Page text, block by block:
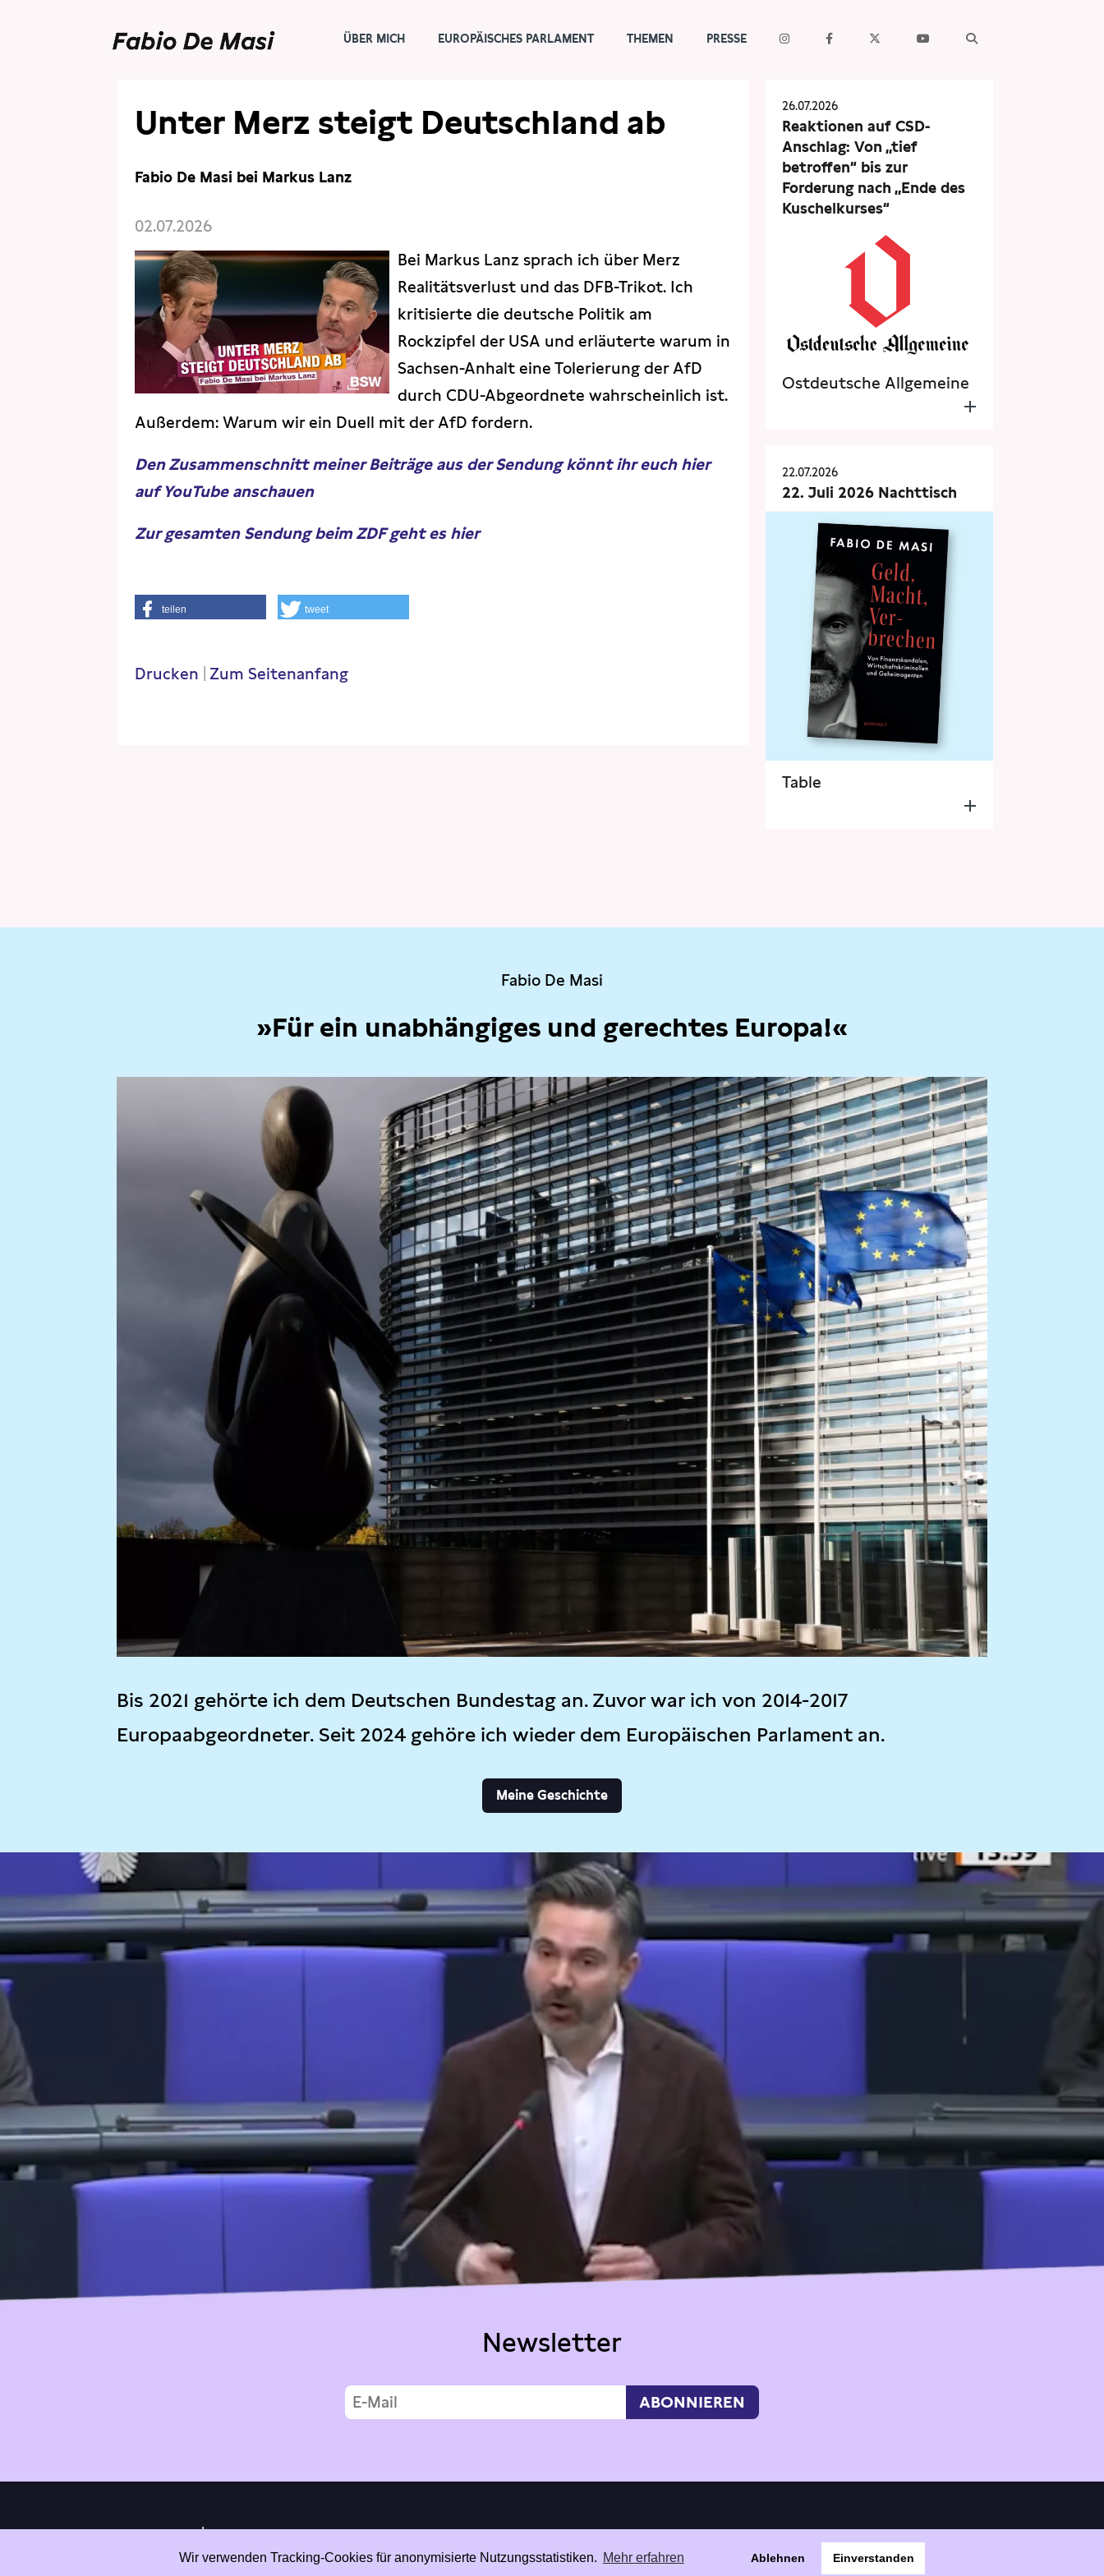
Wir verwenden Tracking-Cookies für anonymisierte Nutzungsstatistiken. Mehr erfahren Ablehnen Einverstanden
ÜBER MICH EUROPÄISCHES PARLAMENT THEMEN PRESSE
Unter Merz steigt Deutschland ab
Fabio De Masi bei Markus Lanz
02.07.2026
Bei Markus Lanz sprach ich über Merz
Realitätsverlust und das DFB-Trikot. Ich
kritisierte die deutsche Politik am
Rockzipfel der USA und erläuterte warum in
Sachsen-Anhalt eine Tolerierung der AfD
durch CDU-Abgeordnete wahrscheinlich ist.
Außerdem: Warum wir ein Duell mit der AfD fordern.
Den Zusammenschnitt meiner Beiträge aus der Sendung könnt ihr euch hier
auf YouTube anschauen
Zur gesamten Sendung beim ZDF geht es hier
teilen tweet
Drucken Zum Seitenanfang
26.07.2026
Reaktionen auf CSD-
Anschlag: Von „tief
betroffen“ bis zur
Forderung nach „Ende des
Kuschelkurses“
Ostdeutsche Allgemeine
22.07.2026
22. Juli 2026 Nachttisch
Table
Fabio De Masi
»Für ein unabhängiges und gerechtes Europa!«
Bis 2021 gehörte ich dem Deutschen Bundestag an. Zuvor war ich von 2014-2017
Europaabgeordneter. Seit 2024 gehöre ich wieder dem Europäischen Parlament an.
Meine Geschichte
Newsletter
|